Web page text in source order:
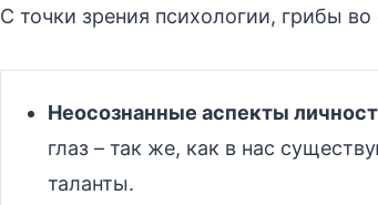
С точки зрения психологии, грибы
Неосознанные аспекты
глаз – так же, как в нас
таланты.